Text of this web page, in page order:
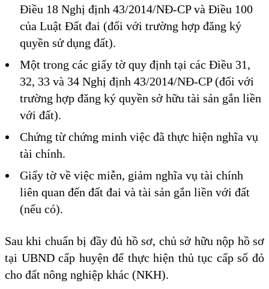
Điều 18 Nghị định 43/2014/NĐ-CP và Điều 100
của Luật Đất đai (đối với trường hợp đăng ký
quyền sử dụng đất).
Một trong các giấy tờ quy định tại các Điều 31,
32, 33 và 34 Nghị định 43/2014/NĐ-CP (đối với
trường hợp đăng ký quyền sở hữu tài sản gắn liền
với đất).
Chứng từ chứng minh việc đã thực hiện nghĩa vụ
tài chính.
Giấy tờ về việc miễn, giảm nghĩa vụ tài chính
liên quan đến đất đai và tài sản gắn liền với đất
(nếu có).
Sau khi chuẩn bị đầy đủ hồ sơ, chủ sở hữu nộp hồ sơ
tại UBND cấp huyện để thực hiện thủ tục cấp sổ đỏ
cho đất nông nghiệp khác (NKH).